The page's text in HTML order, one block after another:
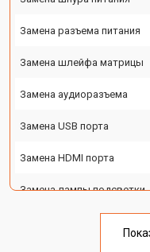
Замена разъема питания
Замена шлейфа матрицы
Замена аудиоразъема
Замена USB порта
Замена HDMI порта
Замена лампы подсветки